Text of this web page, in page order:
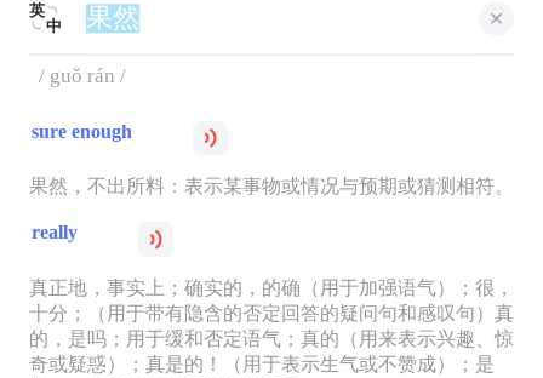
英
中
/ guǒ rán /
sure enough
果然，不出所料：表示某事物或情况与预期或猜测相符。
really
真正地，事实上；确实的，的确（用于加强语气）；很，
十分；（用于带有隐含的否定回答的疑问句和感叹句）真
的，是吗；用于缓和否定语气；真的（用来表示兴趣、惊
奇或疑惑）；真是的！（用于表示生气或不赞成）；是